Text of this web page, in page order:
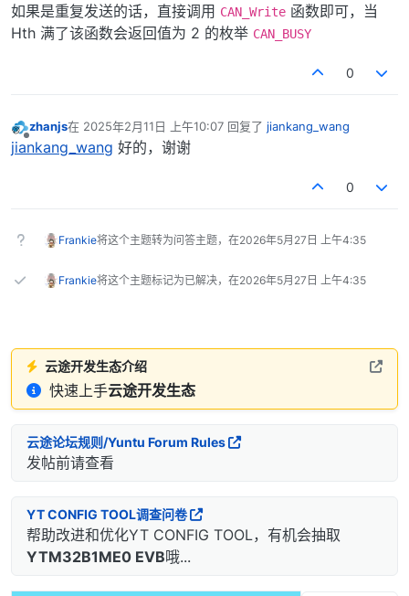
如果是重复发送的话，直接调用 CAN_Write 函数即可，当
Hth 满了该函数会返回值为 2 的枚举 CAN_BUSY
0
离线
zhanjs在 2025年2月11日 上午10:07 回复了 jiankang_wang
最后由 编辑
jiankang_wang 好的，谢谢
0
Frankie将这个主题转为问答主题，在2026年5月27日 上午4:35
Frankie将这个主题标记为已解决，在2026年5月27日 上午4:35
云途开发生态介绍
快速上手云途开发生态
云途论坛规则/Yuntu Forum Rules
发帖前请查看
YT CONFIG TOOL调查问卷
帮助改进和优化YT CONFIG TOOL，有机会抽取
YTM32B1ME0 EVB哦...